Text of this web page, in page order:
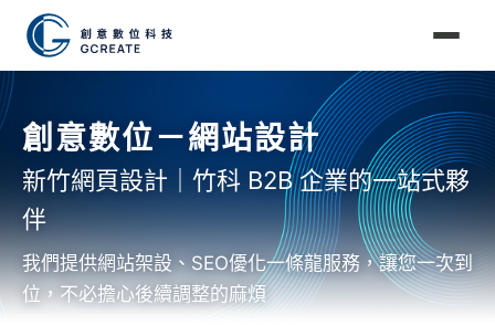
創意數位－網站設計
新竹網頁設計｜竹科 B2B 企業的一站式夥
伴
我們提供網站架設、SEO優化一條龍服務，讓您一次到
位，不必擔心後續調整的麻煩